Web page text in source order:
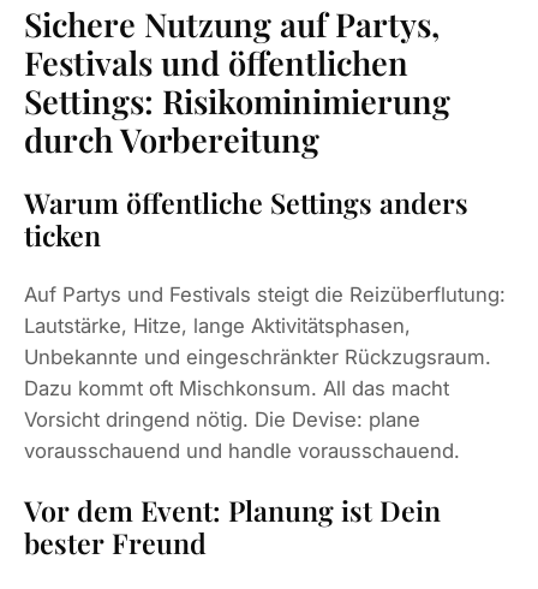
Sichere Nutzung auf Partys,
Festivals und öffentlichen
Settings: Risikominimierung
durch Vorbereitung
Warum öffentliche Settings anders
ticken
Auf Partys und Festivals steigt die Reizüberflutung:
Lautstärke, Hitze, lange Aktivitätsphasen,
Unbekannte und eingeschränkter Rückzugsraum.
Dazu kommt oft Mischkonsum. All das macht
Vorsicht dringend nötig. Die Devise: plane
vorausschauend und handle vorausschauend.
Vor dem Event: Planung ist Dein
bester Freund